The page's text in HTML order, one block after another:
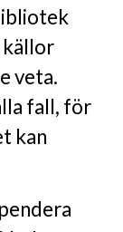
källor
veta.
fall, för
kan